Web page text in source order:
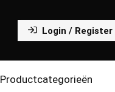
Login / Register
Productcategorieën